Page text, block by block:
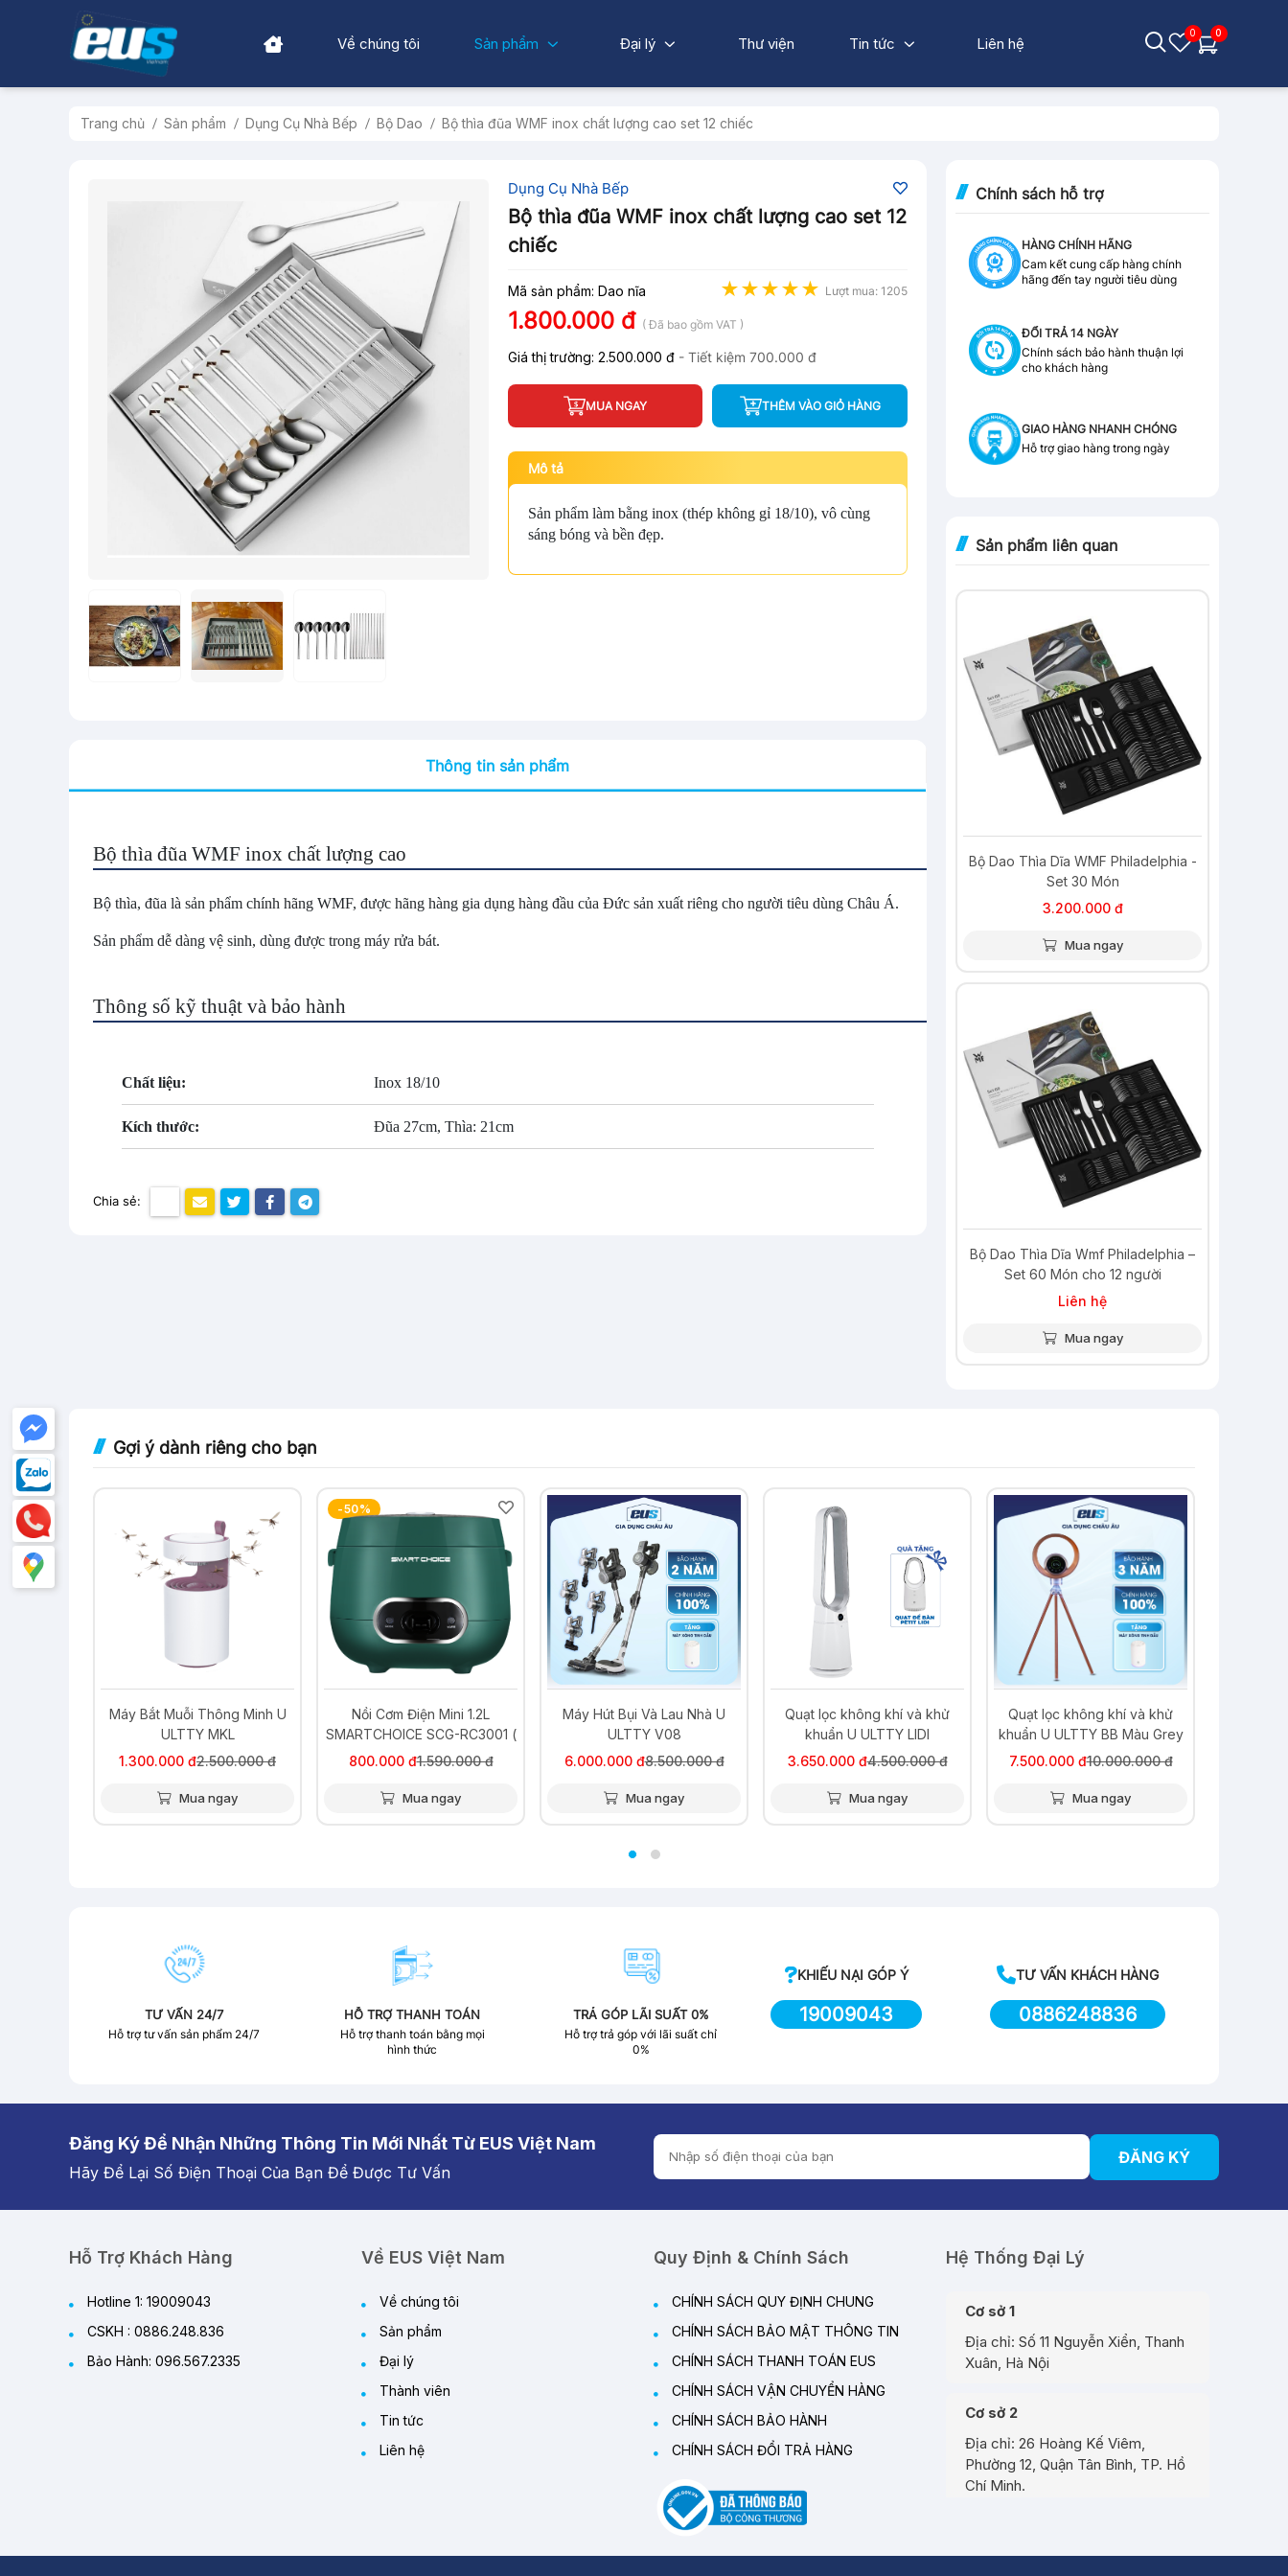
Về chúng tôi Sản phẩm Đại lý Thư viện Tin tức Liên hệ
0 0
Trang chủ Sản phẩm Dụng Cụ Nhà Bếp Bộ Dao Bộ thìa đũa WMF inox chất lượng cao set 12 chiếc
Dụng Cụ Nhà Bếp
Bộ thìa đũa WMF inox chất lượng cao set 12
chiếc
Mã sản phẩm: Dao nĩa Lượt mua: 1205
1.800.000 đ ( Đã bao gồm VAT )
Giá thị trường: 2.500.000 đ - Tiết kiệm 700.000 đ
MUA NGAY THÊM VÀO GIỎ HÀNG
Mô tả
Sản phẩm làm bằng inox (thép không gỉ 18/10), vô cùng
sáng bóng và bền đẹp.
Thông tin sản phẩm
Bộ thìa đũa WMF inox chất lượng cao
Bộ thìa, đũa là sản phẩm chính hãng WMF, được hãng hàng gia dụng hàng đầu của Đức sản xuất riêng cho người tiêu dùng Châu Á.
Sản phẩm dễ dàng vệ sinh, dùng được trong máy rửa bát.
Thông số kỹ thuật và bảo hành
Chất liệu: Inox 18/10
Kích thước: Đũa 27cm, Thìa: 21cm
Chia sẻ:
Chính sách hỗ trợ
HÀNG CHÍNH HÃNG
Cam kết cung cấp hàng chính
hãng đến tay người tiêu dùng
ĐỔI TRẢ 14 NGÀY
Chính sách bảo hành thuận lợi
cho khách hàng
GIAO HÀNG NHANH CHÓNG
Hỗ trợ giao hàng trong ngày
Sản phẩm liên quan
Bộ Dao Thìa Dĩa WMF Philadelphia -
Set 30 Món
3.200.000 đ
Mua ngay
Bộ Dao Thìa Dĩa Wmf Philadelphia –
Set 60 Món cho 12 người
Liên hệ
Mua ngay
Gợi ý dành riêng cho bạn
Nồi Cơm Điện Mini 1.2L
SMARTCHOICE SCG-RC3001 (
5 màu )
800.000 đ1.590.000 đ
Mua ngay
-29%
Máy Hút Bụi Và Lau Nhà U
ULTTY V08
6.000.000 đ8.500.000 đ
Mua ngay
-19%
Quạt lọc không khí và khử
khuẩn U ULTTY LIDI
3.650.000 đ4.500.000 đ
Mua ngay
Quạt lọc không khí và khử
khuẩn U ULTTY BB Màu Grey
7.500.000 đ10.000.000 đ
Mua ngay
-12%
Nồi cơm áp suất điện tử cao
tần Cuckoo 1.8L CRP-
HUS1000F/BKRDVN
7.475.000 đ8.475.000 đ
Mua ngay
TƯ VẤN 24/7
Hỗ trợ tư vấn sản phẩm 24/7
HỖ TRỢ THANH TOÁN
Hỗ trợ thanh toán bằng mọi
hình thức
TRẢ GÓP LÃI SUẤT 0%
Hỗ trợ trả góp với lãi suất chỉ
0%
KHIẾU NẠI GÓP Ý
19009043
TƯ VẤN KHÁCH HÀNG
0886248836
Đăng Ký Để Nhận Những Thông Tin Mới Nhất Từ EUS Việt Nam
Hãy Để Lại Số Điện Thoại Của Bạn Để Được Tư Vấn
ĐĂNG KÝ
Hỗ Trợ Khách Hàng
Hotline 1: 19009043
CSKH : 0886.248.836
Bảo Hành: 096.567.2335
Về EUS Việt Nam
Về chúng tôi
Sản phẩm
Đại lý
Thành viên
Tin tức
Liên hệ
Quy Định & Chính Sách
CHÍNH SÁCH QUY ĐỊNH CHUNG
CHÍNH SÁCH BẢO MẬT THÔNG TIN
CHÍNH SÁCH THANH TOÁN EUS
CHÍNH SÁCH VẬN CHUYỂN HÀNG
CHÍNH SÁCH BẢO HÀNH
CHÍNH SÁCH ĐỔI TRẢ HÀNG
Hệ Thống Đại Lý
Cơ sở 1
Địa chỉ: Số 11 Nguyễn Xiển, Thanh
Xuân, Hà Nội
Cơ sở 2
Địa chỉ: 26 Hoàng Kế Viêm,
Phường 12, Quận Tân Bình, TP. Hồ
Chí Minh.